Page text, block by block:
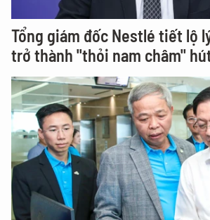
Tổng giám đốc Nestlé tiết lộ
trở thành "thỏi nam châm"